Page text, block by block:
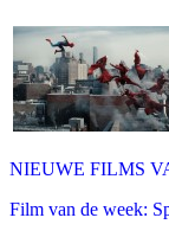
NIEUWE FILMS
Film van de week: